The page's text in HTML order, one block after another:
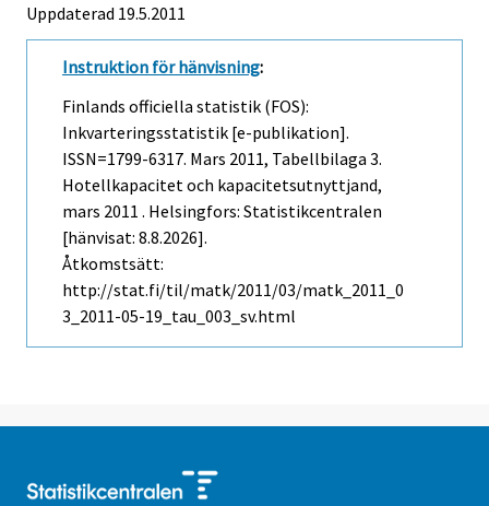
Uppdaterad 19.5.2011
Instruktion för hänvisning:
Finlands officiella statistik (FOS):
Inkvarteringsstatistik [e-publikation].
ISSN=1799-6317. Mars 2011, Tabellbilaga 3.
Hotellkapacitet och kapacitetsutnyttjand,
mars 2011 . Helsingfors: Statistikcentralen
[hänvisat: 8.8.2026].
Åtkomstsätt:
http://stat.fi/til/matk/2011/03/matk_2011_0
3_2011-05-19_tau_003_sv.html